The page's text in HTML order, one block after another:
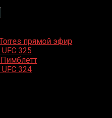
прямой эфир
325
324